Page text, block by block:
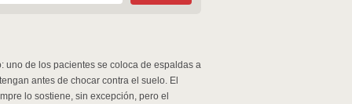
uno de los pacientes se coloca de espaldas a
antes de chocar contra el suelo. El
lo sostiene, sin excepción, pero el